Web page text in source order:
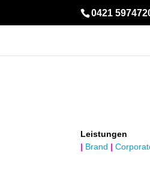
0421
Leistungen
| Brand |